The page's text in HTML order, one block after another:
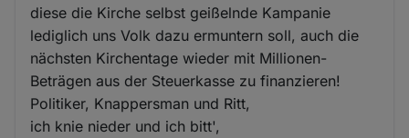
diese die Kirche selbst geißelnde Kampanie
lediglich uns Volk dazu ermuntern soll, auch die
nächsten Kirchentage wieder mit Millionen-
Beträgen aus der Steuerkasse zu finanzieren!
Politiker, Knappersman und Ritt,
ich knie nieder und ich bitt',